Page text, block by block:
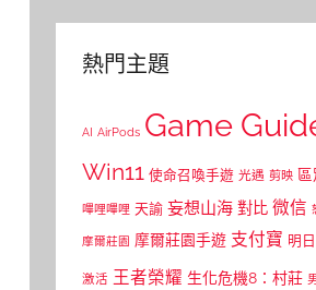
熱門主題
AI AirPods Game
Win11 使命召喚手遊 光遇 剪映 區
嗶哩嗶哩 天諭 妄想山海 對比 微信
摩爾莊園 摩爾莊園手遊 支付寶 明
激活 王者榮耀 生化危機8：村莊